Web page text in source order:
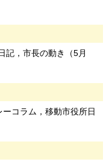
記，市長の動き（5月
コラム，移動市役所日